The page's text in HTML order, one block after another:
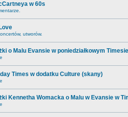
w 60s
utworów.
o Malu Evansie w poniedziałkowym Timesie
Times w dodatku Culture (skany)
Kennetha Womacka o Malu w Evansie w